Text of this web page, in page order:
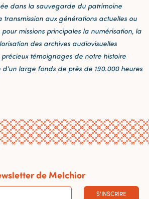
dans la sauvegarde du patrimoine
transmission aux générations actuelles ou
missions principales la numérisation, la
des archives audiovisuelles
témoignages de notre histoire
d'un large fonds de près de 190.000 heures
de Melchior
S'INSCRIRE